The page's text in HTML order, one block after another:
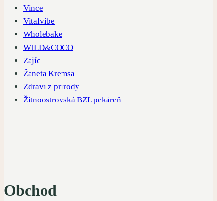
Vince
Vitalvibe
Wholebake
WILD&COCO
Zajíc
Žaneta Kremsa
Zdravi z prirody
Žitnoostrovská BZL pekáreň
Obchod